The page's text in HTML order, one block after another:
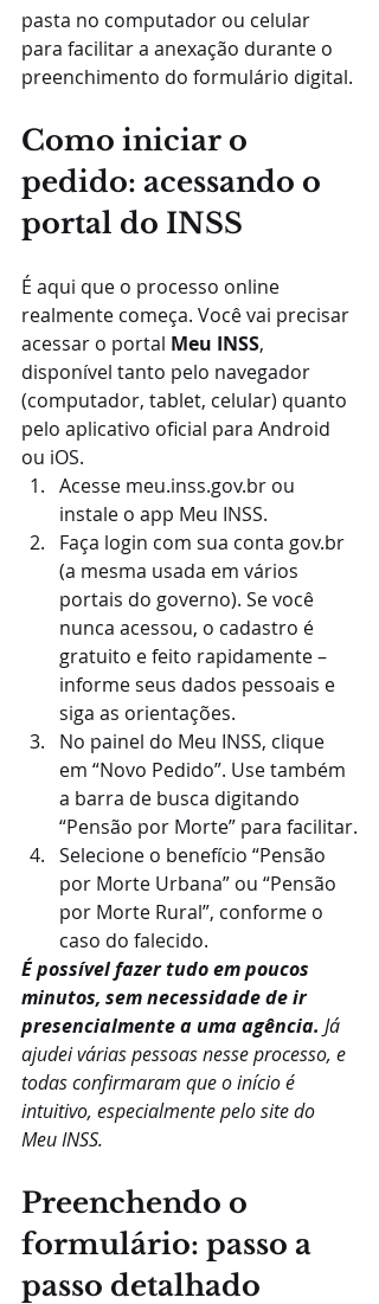
pasta no computador ou celular
para facilitar a anexação durante o
preenchimento do formulário digital.
Como iniciar o
pedido: acessando o
portal do INSS
É aqui que o processo online
realmente começa. Você vai precisar
acessar o portal Meu INSS,
disponível tanto pelo navegador
(computador, tablet, celular) quanto
pelo aplicativo oficial para Android
ou iOS.
Acesse meu.inss.gov.br ou
instale o app Meu INSS.
Faça login com sua conta gov.br
(a mesma usada em vários
portais do governo). Se você
nunca acessou, o cadastro é
gratuito e feito rapidamente –
informe seus dados pessoais e
siga as orientações.
No painel do Meu INSS, clique
em “Novo Pedido”. Use também
a barra de busca digitando
“Pensão por Morte” para facilitar.
Selecione o benefício “Pensão
por Morte Urbana” ou “Pensão
por Morte Rural”, conforme o
caso do falecido.
É possível fazer tudo em poucos
minutos, sem necessidade de ir
presencialmente a uma agência. Já
ajudei várias pessoas nesse processo, e
todas confirmaram que o início é
intuitivo, especialmente pelo site do
Meu INSS.
Preenchendo o
formulário: passo a
passo detalhado